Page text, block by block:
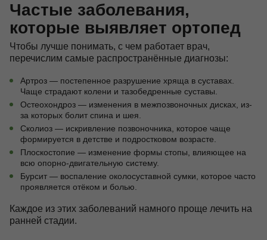
Частые заболевания,
которые выявляет ортопед
Чтобы лучше понимать, с чем работает врач,
перечислим самые распространённые диагнозы:
Артроз — постепенное разрушение хряща в суставах.
Чаще страдают колени и тазобедренные суставы.
Остеохондроз — изменения в межпозвоночных дисках, из-
за которых болит спина и шея.
Сколиоз — искривление позвоночника, которое чаще
формируется в детстве и подростковом возрасте.
Плоскостопие — изменение формы стопы, влияющее на
всю опорно-двигательную систему.
Бурсит — воспаление околосуставной сумки, которое часто
проявляется отёком и болью.
Каждое из этих заболеваний намного проще лечить на
ранней стадии.